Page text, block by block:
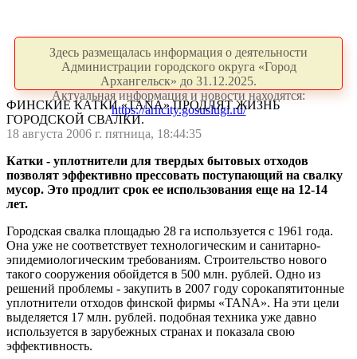
Здесь размещалась информация о деятельности
Администрации городского округа «Город
Архангельск» до 31.12.2025.
Актуальная информация и новости находятся:
https://arhcity.gosuslugi.ru/
ФИНСКИЕ КАТКИ «TANA» ПРОДЛЯТ ЖИЗНЬ
ГОРОДСКОЙ СВАЛКИ.
18 августа 2006 г. пятница, 18:44:35
Катки - уплотнители для твердых бытовых отходов
позволят эффективно прессовать поступающий на свалку
мусор. Это продлит срок ее использования еще на 12-14
лет.
Городская свалка площадью 28 га используется с 1961 года.
Она уже не соответствует технологическим и санитарно-
эпидемиологическим требованиям. Строительство нового
такого сооружения обойдется в 500 млн. рублей. Одно из
решений проблемы - закупить в 2007 году сорокапятитонные
уплотнители отходов финской фирмы «TANA». На эти цели
выделяется 17 млн. рублей. подобная техника уже давно
используется в зарубежных странах и показала свою
эффективность.